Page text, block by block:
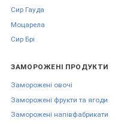
Сир Гауда
Моцарела
Сир Брі
ЗАМОРОЖЕНІ ПРОДУКТИ
Заморожені овочі
Заморожені фрукти та ягоди
Заморожені напівфабрикати